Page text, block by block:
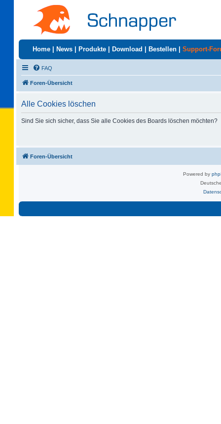
Home News Produkte Download Bestellen Support-
FAQ
Foren-Übersicht
Alle Cookies löschen
Sind Sie sich sicher, dass Sie alle Cookies des Boards löschen möchten?
Foren-Übersicht
Powered by